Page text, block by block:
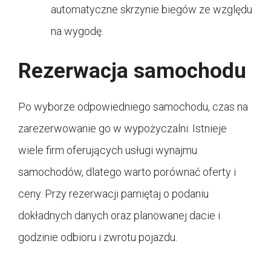
automatyczne skrzynie biegów ze względu
na wygodę.
Rezerwacja samochodu
Po wyborze odpowiedniego samochodu, czas na
zarezerwowanie go w wypożyczalni. Istnieje
wiele firm oferujących usługi wynajmu
samochodów, dlatego warto porównać oferty i
ceny. Przy rezerwacji pamiętaj o podaniu
dokładnych danych oraz planowanej dacie i
godzinie odbioru i zwrotu pojazdu.